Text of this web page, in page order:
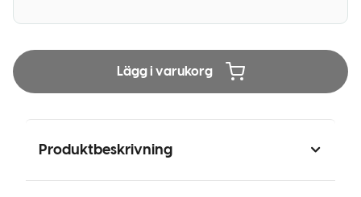
Lägg i varukorg
Produktbeskrivning